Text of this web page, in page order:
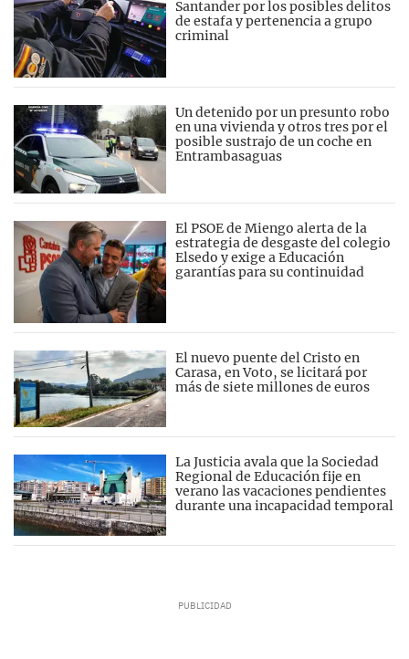
Santander por los posibles delitos
de estafa y pertenencia a grupo
criminal
Un detenido por un presunto robo
en una vivienda y otros tres por el
posible sustrajo de un coche en
Entrambasaguas
El PSOE de Miengo alerta de la
estrategia de desgaste del colegio
Elsedo y exige a Educación
garantías para su continuidad
El nuevo puente del Cristo en
Carasa, en Voto, se licitará por
más de siete millones de euros
La Justicia avala que la Sociedad
Regional de Educación fije en
verano las vacaciones pendientes
durante una incapacidad temporal